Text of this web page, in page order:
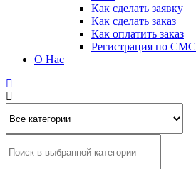
Как сделать заявку
Как сделать заказ
Как оплатить заказ
Регистрация по СМС
О Нас